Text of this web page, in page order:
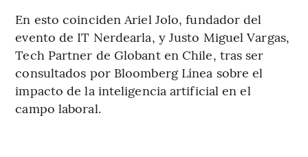
En esto coinciden Ariel Jolo, fundador del
evento de IT Nerdearla, y Justo Miguel Vargas,
Tech Partner de Globant en Chile, tras ser
consultados por Bloomberg Línea sobre el
impacto de la inteligencia artificial en el
campo laboral.